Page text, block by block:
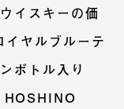
イスキーの価
ヤルブルーテ
ボトル入り